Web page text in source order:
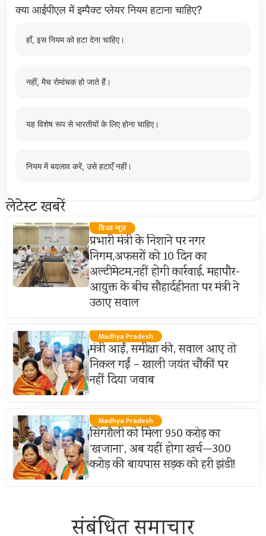
क्या आईपीएल में इम्पैक्ट प्लेयर नियम हटाना चाहिए?
हाँ, इस नियम को हटा देना चाहिए।
नहीं, मैच रोमांचक हो जाते हैं।
यह विशेष रूप से भारतीयों के लिए होना चाहिए।
नियम में बदलाव करें, उसे हटाएँ नहीं।
लेटेस्ट खबरें
विन्ध्य न्यूज़
प्रभारी मंत्री के निशाने पर नगर
निगम,अफसरों को 10 दिन का
अल्टीमेटम,नहीं होगी कार्रवाई, महापौर-
आयुक्त के बीच सौहार्दहीनता पर मंत्री ने
उठाए सवाल
Madhya Pradesh
मंत्री आईं, समीक्षा की, सवाल आए तो
निकल गईं – खाली जयंत चौंकीं पर
नहीं दिया जवाब
Madhya Pradesh
सिंगरौली को मिला 950 करोड़ का
‘खजाना’, अब यहीं होगा खर्च—300
करोड़ की बायपास सड़क को हरी झंडी!
संबंधित समाचार